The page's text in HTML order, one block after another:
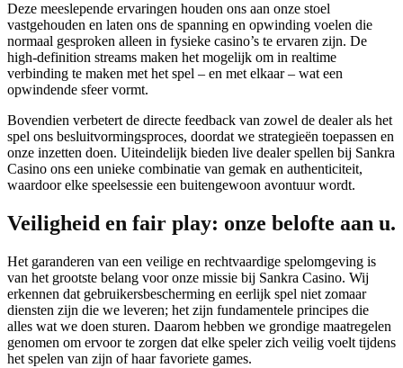
Deze meeslepende ervaringen houden ons aan onze stoel
vastgehouden en laten ons de spanning en opwinding voelen die
normaal gesproken alleen in fysieke casino’s te ervaren zijn. De
high-definition streams maken het mogelijk om in realtime
verbinding te maken met het spel – en met elkaar – wat een
opwindende sfeer vormt.
Bovendien verbetert de directe feedback van zowel de dealer als het
spel ons besluitvormingsproces, doordat we strategieën toepassen en
onze inzetten doen. Uiteindelijk bieden live dealer spellen bij Sankra
Casino ons een unieke combinatie van gemak en authenticiteit,
waardoor elke speelsessie een buitengewoon avontuur wordt.
Veiligheid en fair play: onze belofte aan u.
Het garanderen van een veilige en rechtvaardige spelomgeving is
van het grootste belang voor onze missie bij Sankra Casino. Wij
erkennen dat gebruikersbescherming en eerlijk spel niet zomaar
diensten zijn die we leveren; het zijn fundamentele principes die
alles wat we doen sturen. Daarom hebben we grondige maatregelen
genomen om ervoor te zorgen dat elke speler zich veilig voelt tijdens
het spelen van zijn of haar favoriete games.